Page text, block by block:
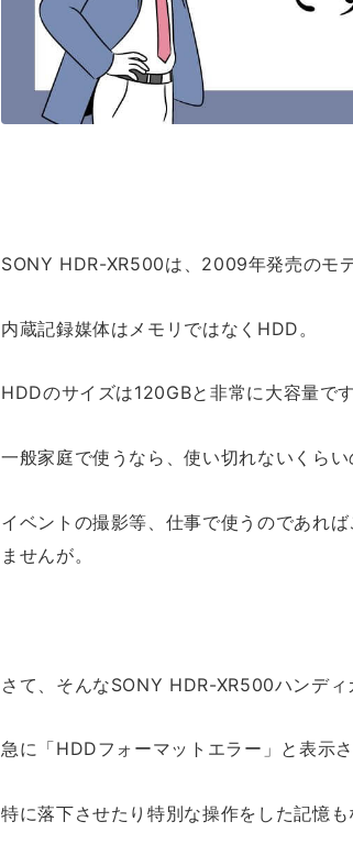
SONY HDR-XR500は、2009年発売のモデ
内蔵記録媒体はメモリではなくHDD。
HDDのサイズは120GBと非常に大容量です
一般家庭で使うなら、使い切れないくらい
イベントの撮影等、仕事で使うのであれ
ませんが。
さて、そんなSONY HDR-XR500ハンディ
急に「HDDフォーマットエラー」と表示
特に落下させたり特別な操作をした記憶も